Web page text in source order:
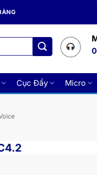
Cục Đẩy Micro